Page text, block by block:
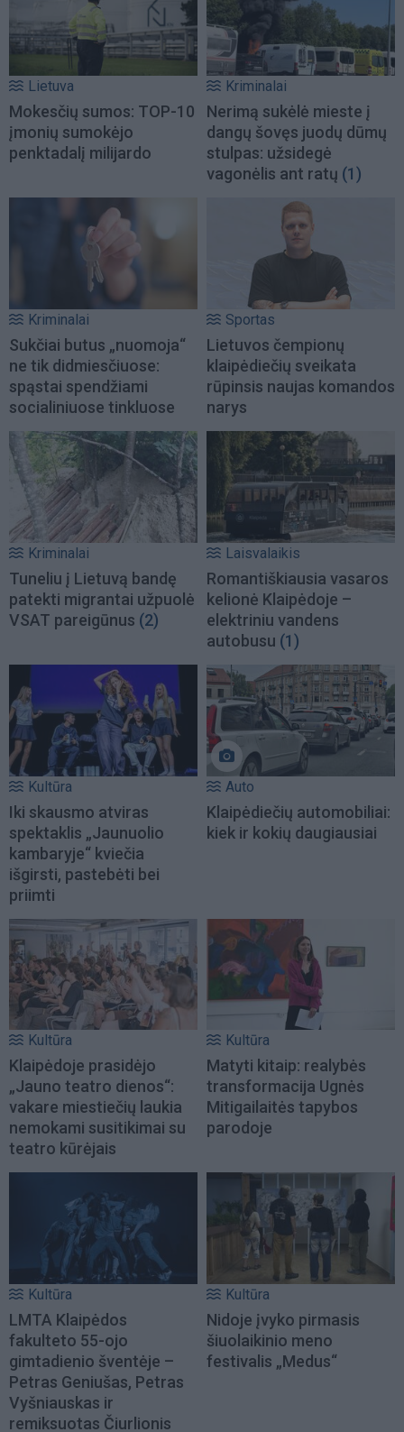
Lietuva
Mokesčių sumos: TOP-10
įmonių sumokėjo
penktadalį milijardo
Kriminalai
Nerimą sukėlė mieste į
dangų šovęs juodų dūmų
stulpas: užsidegė
vagonėlis ant ratų (1)
Kriminalai
Sukčiai butus „nuomoja“
ne tik didmiesčiuose:
spąstai spendžiami
socialiniuose tinkluose
Sportas
Lietuvos čempionų
klaipėdiečių sveikata
rūpinsis naujas komandos
narys
Kriminalai
Tuneliu į Lietuvą bandę
patekti migrantai užpuolė
VSAT pareigūnus (2)
Laisvalaikis
Romantiškiausia vasaros
kelionė Klaipėdoje –
elektriniu vandens
autobusu (1)
Kultūra
Iki skausmo atviras
spektaklis „Jaunuolio
kambaryje“ kviečia
išgirsti, pastebėti bei
priimti
Auto
Klaipėdiečių automobiliai:
kiek ir kokių daugiausiai
Kultūra
Klaipėdoje prasidėjo
„Jauno teatro dienos“:
vakare miestiečių laukia
nemokami susitikimai su
teatro kūrėjais
Kultūra
Matyti kitaip: realybės
transformacija Ugnės
Mitigailaitės tapybos
parodoje
Kultūra
LMTA Klaipėdos
fakulteto 55-ojo
gimtadienio šventėje –
Petras Geniušas, Petras
Vyšniauskas ir
remiksuotas Čiurlionis
Kultūra
Nidoje įvyko pirmasis
šiuolaikinio meno
festivalis „Medus“